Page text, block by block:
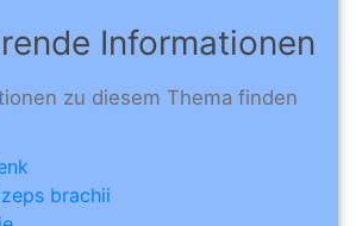
Informationen
zu diesem Thema finden
brachii